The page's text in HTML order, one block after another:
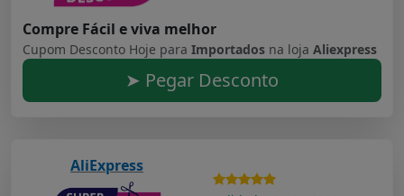
Compre Fácil e viva melhor
Cupom Desconto Hoje para Importados na loja Aliexpress
➤ Pegar Desconto
AliExpress